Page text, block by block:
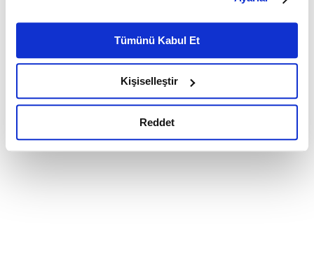
belirleyebilirsiniz. Çerezlere ilişkin detaylı bilgi için
Ayarlar butonuna tıklayabilir,Çerez Bilgilendirme
Metnimizi ziyaret edebilirsiniz.
6698 sayılı Kişisel Verilerin Korunması Kanunu uyarınca
okumak ve sitemizi ziyaretiniz kapsamında
gerçekleştirilen veri işleme faaliyetleri ile ilgili daha
detaylı bilgi almak için lütfentıklayınız.
Tümünü Kabul Et
Kişiselleştir
Reddet